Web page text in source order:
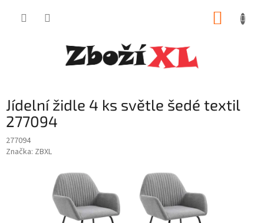
Jídelní židle 4 ks světle šedé textil
277094
277094
Značka: ZBXL